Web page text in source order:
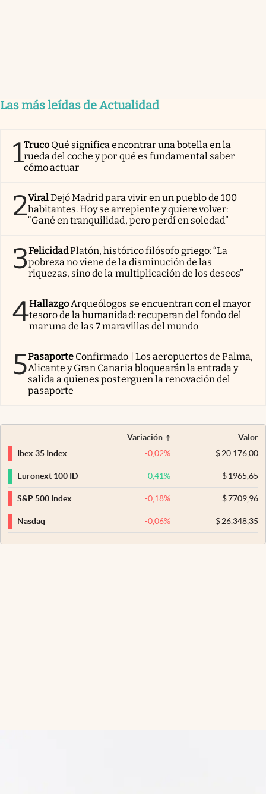
Las más leídas de Actualidad
1Truco Qué significa encontrar una botella en la
rueda del coche y por qué es fundamental saber
cómo actuar
2ViralDejó Madrid para vivir en un pueblo de 100
habitantes. Hoy se arrepiente y quiere volver:
“Gané en tranquilidad, pero perdí en soledad”
3FelicidadPlatón, histórico filósofo griego: “La
pobreza no viene de la disminución de las
riquezas, sino de la multiplicación de los deseos”
4Hallazgo Arqueólogos se encuentran con el mayor
tesoro de la humanidad: recuperan del fondo del
mar una de las 7 maravillas del mundo
5Pasaporte Confirmado | Los aeropuertos de Palma,
Alicante y Gran Canaria bloquearán la entrada y
salida a quienes posterguen la renovación del
pasaporte
Variación
Valor
Ibex 35 Index
-0,02% $20.176,00
Euronext 100 ID 0,41% $1965,65
S&P 500 Index -0,18% $7709,96
Nasdaq -0,06% $26.348,35